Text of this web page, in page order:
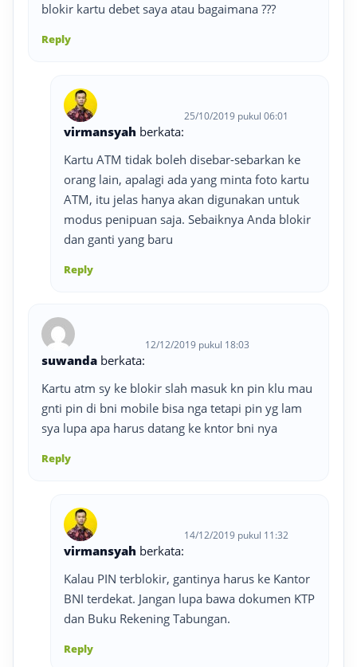
blokir kartu debet saya atau bagaimana ???
Reply
virmansyah berkata:
25/10/2019 pukul 06:01
Kartu ATM tidak boleh disebar-sebarkan ke
orang lain, apalagi ada yang minta foto kartu
ATM, itu jelas hanya akan digunakan untuk
modus penipuan saja. Sebaiknya Anda blokir
dan ganti yang baru
Reply
suwanda berkata:
12/12/2019 pukul 18:03
Kartu atm sy ke blokir slah masuk kn pin klu mau
gnti pin di bni mobile bisa nga tetapi pin yg lam
sya lupa apa harus datang ke kntor bni nya
Reply
virmansyah berkata:
14/12/2019 pukul 11:32
Kalau PIN terblokir, gantinya harus ke Kantor
BNI terdekat. Jangan lupa bawa dokumen KTP
dan Buku Rekening Tabungan.
Reply